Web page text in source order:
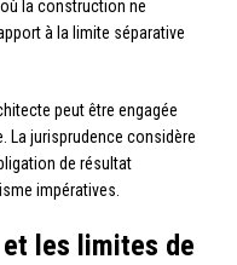
la construction ne
à la limite séparative
peut être engagée
La jurisprudence considère
de résultat
impératives.
et les limites de